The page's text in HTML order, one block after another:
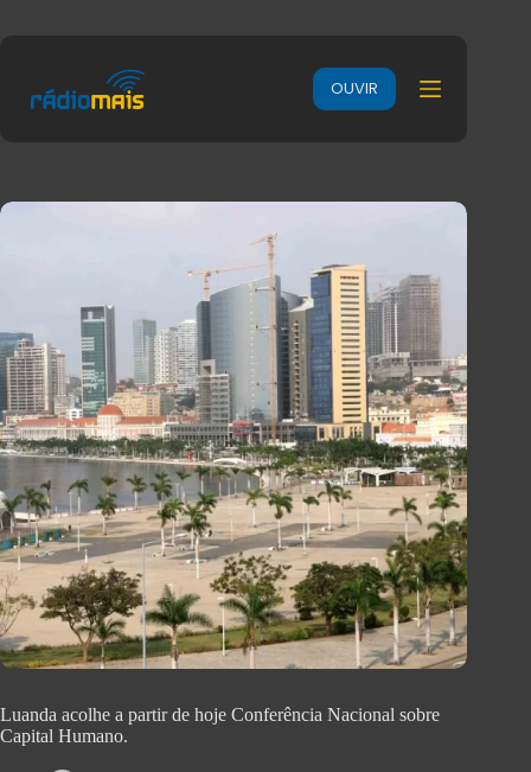
OUVIR
Luanda acolhe a partir de hoje Conferência Nacional sobre
Capital Humano.